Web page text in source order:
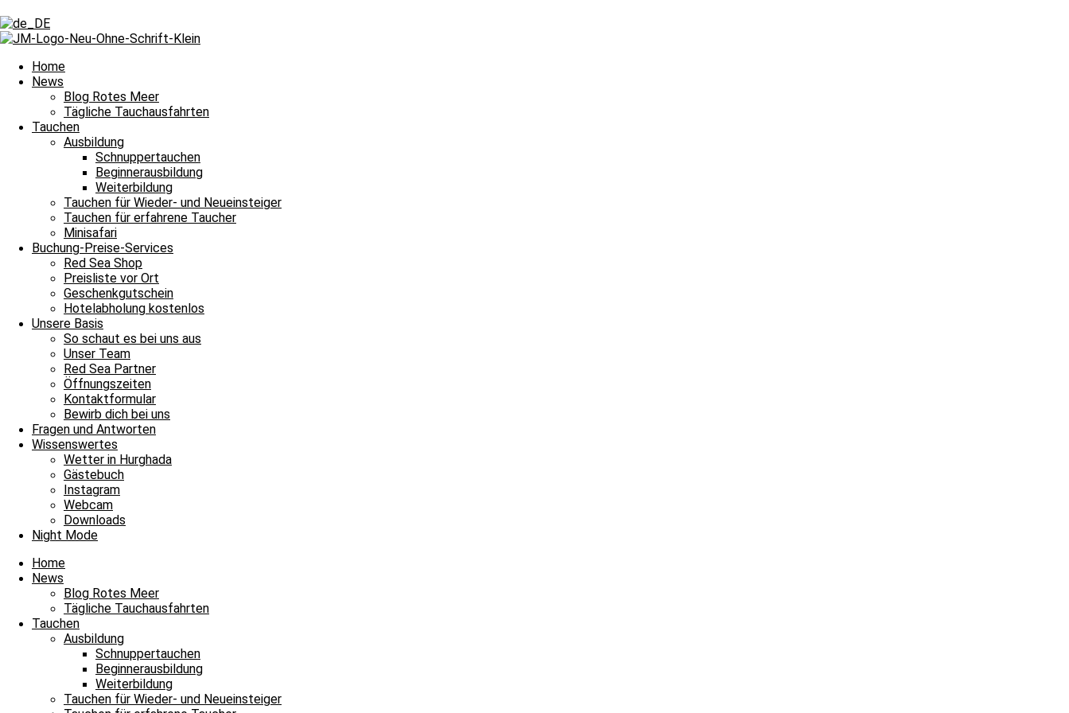
Home
News
Blog Rotes Meer
Tägliche Tauchausfahrten
Tauchen
Ausbildung
Schnuppertauchen
Beginnerausbildung
Weiterbildung
Tauchen für Wieder- und Neueinsteiger
Tauchen für erfahrene Taucher
Minisafari
Buchung-Preise-Services
Red Sea Shop
Preisliste vor Ort
Geschenkgutschein
Hotelabholung kostenlos
Unsere Basis
So schaut es bei uns aus
Unser Team
Red Sea Partner
Öffnungszeiten
Kontaktformular
Bewirb dich bei uns
Fragen und Antworten
Wissenswertes
Wetter in Hurghada
Gästebuch
Instagram
Webcam
Downloads
Night Mode
Home
News
Blog Rotes Meer
Tägliche Tauchausfahrten
Tauchen
Ausbildung
Schnuppertauchen
Beginnerausbildung
Weiterbildung
Tauchen für Wieder- und Neueinsteiger
Schlagwort: Gebiss
Schlagwort: Gebiss
Tägliche Tauchausfahrten
Erstaunliche Funde beim spontanen Clean Up
Bitte einmal aktualisieren, um den Inhalt richtig anzuzeigen Erstaunliche Funde beim spontanen Clean Up und damit heißt es Leinen los
Weiterlesen »
6. August 2025Keine Kommentare
Impressum
Datenschutz
Kontakt
Stellenangebote / Jobsuche
Red Sea Partner
Red Sea Shop
News
Unsere Basis
Tauchen
Fragen und Antworten
Envelope Facebook Youtube Instagram
James & Mac Diving Center
Giftun Azur Resort
0000 Hurghada / Red Sea / Egypt
Tel: +20 122 311 8923
Tel Büro: +20 65 3463003